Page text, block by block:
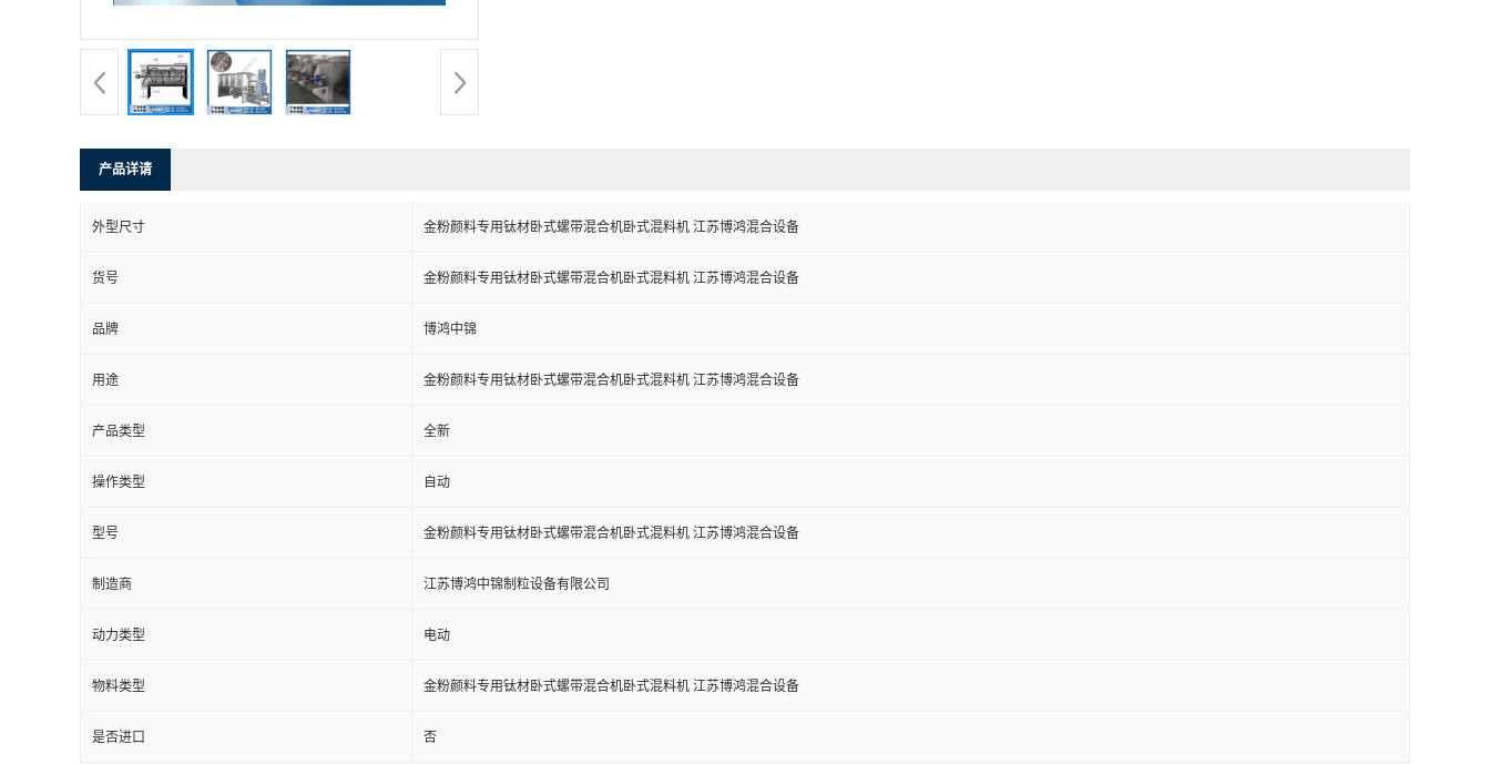
产品详请
外型尺寸 金粉颜料专用钛材卧式螺带混合机卧式混料机 江苏博鸿混合设备
货号 金粉颜料专用钛材卧式螺带混合机卧式混料机 江苏博鸿混合设备
品牌 博鸿中锦
用途 金粉颜料专用钛材卧式螺带混合机卧式混料机 江苏博鸿混合设备
产品类型 全新
操作类型 自动
型号 金粉颜料专用钛材卧式螺带混合机卧式混料机 江苏博鸿混合设备
制造商 江苏博鸿中锦制粒设备有限公司
动力类型 电动
物料类型 金粉颜料专用钛材卧式螺带混合机卧式混料机 江苏博鸿混合设备
是否进口 否